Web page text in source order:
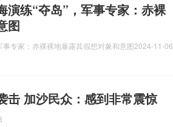
演练“夺岛”，军事专家：赤裸
图
专家：赤裸裸地暴露其假想对象和意图2024-11-06
击 加沙民众：感到非常震惊